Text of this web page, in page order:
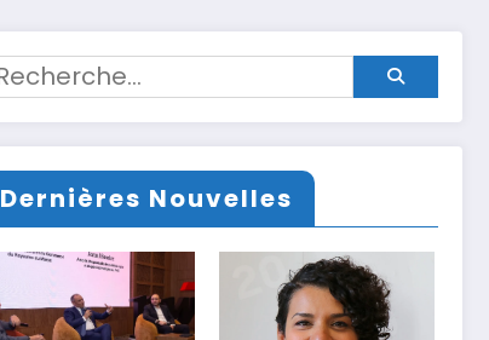
Dernières Nouvelles